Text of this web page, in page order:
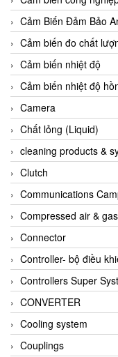
AINUO Vietnam
AIR MAJOR
Aira Euro Automation
Airtac Vietnam
Airtec Vietnam
AI-Tek Vietnam
Akerstroms Viet Nam
AKO Armaturen &
AKO Armaturen &
AKUSENSE
ALA OFFICINE SPA
Albrecht-Automatik
Allen Bradley Vietnam
Alpha Moisture Vietnam
Alpha-Achem Vietnam
Alphino
Cảm Biến Đảm Bảo
Cảm biến đo chất
Cảm biến nhiệt độ
Cảm biến nhiệt độ
Camera
Chất lỏng (Liquid)
cleaning products &
Clutch
Communications
Compressed air &
Connector
Controller- bộ điều
Controllers Super
CONVERTER
Cooling system
Couplings